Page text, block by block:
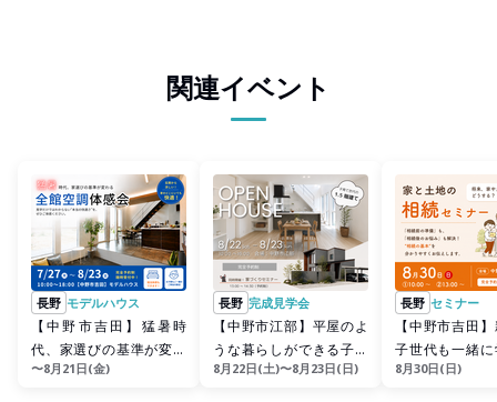
関連イベント
長野 モデルハウス
【中野市吉田】猛暑時
代、家選びの基準が変わ
る！全館空調体感会
〜8月21日(金)
長野 完成見学会
【中野市江部】平屋のよ
うな暮らしができる子育
て世帯の1.5階建て
8月22日(土)〜8月23日(日)
長野 セミナー
【中野市吉田
子世代も一緒
｟家と土地の
8月30日(日)